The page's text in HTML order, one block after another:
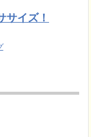
サイズ！